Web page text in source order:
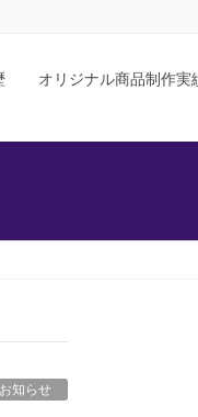
オリジナル商品制作実
お知らせ